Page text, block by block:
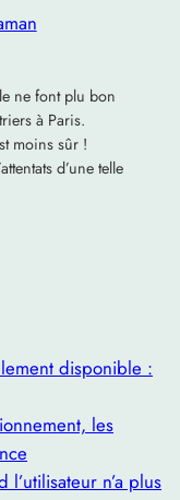
ne font plu bon
à Paris.
moins sûr !
d’une telle
disponible :
les
l’utilisateur n’a plus